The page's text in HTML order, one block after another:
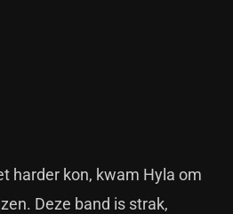
harder kon, kwam Hyla om
Deze band is strak,